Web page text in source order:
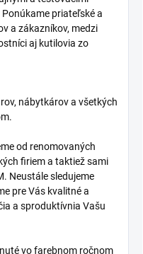
priateľské a
a zákazníkov, medzi
aj kutilovia zo
nábytkárov a všetkých
od renomovaných
firiem a taktiež sami
Neustále sledujeme
pre Vás kvalitné a
a sproduktívnia Vašu
vo farebnom ročnom